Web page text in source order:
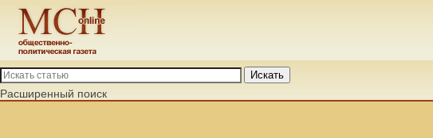
Искать
Расширенный поиск